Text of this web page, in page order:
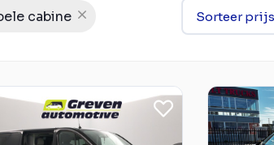
cabine